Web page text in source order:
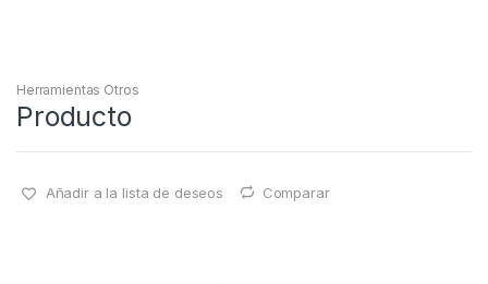
Herramientas Otros
Producto
Añadir a la lista de deseos Comparar